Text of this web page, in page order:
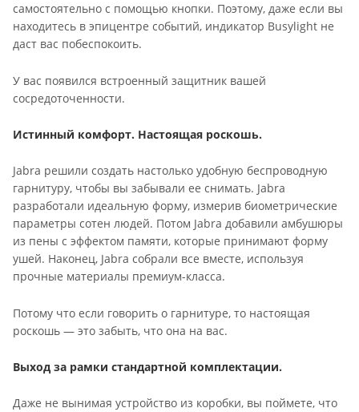
самостоятельно с помощью кнопки. Поэтому, даже если вы
находитесь в эпицентре событий, индикатор Busylight не
даст вас побеспокоить.
У вас появился встроенный защитник вашей
сосредоточенности.
Истинный комфорт. Настоящая роскошь.
Jabra решили создать настолько удобную беспроводную
гарнитуру, чтобы вы забывали ее снимать. Jabra
разработали идеальную форму, измерив биометрические
параметры сотен людей. Потом Jabra добавили амбушюры
из пены с эффектом памяти, которые принимают форму
ушей. Наконец, Jabra собрали все вместе, используя
прочные материалы премиум-класса.
Потому что если говорить о гарнитуре, то настоящая
роскошь — это забыть, что она на вас.
Выход за рамки стандартной комплектации.
Даже не вынимая устройство из коробки, вы поймете, что